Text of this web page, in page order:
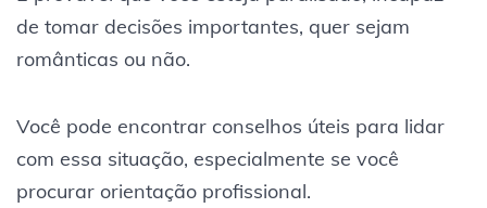
de tomar decisões importantes, quer sejam
românticas ou não.
Você pode encontrar conselhos úteis para lidar
com essa situação, especialmente se você
procurar orientação profissional.